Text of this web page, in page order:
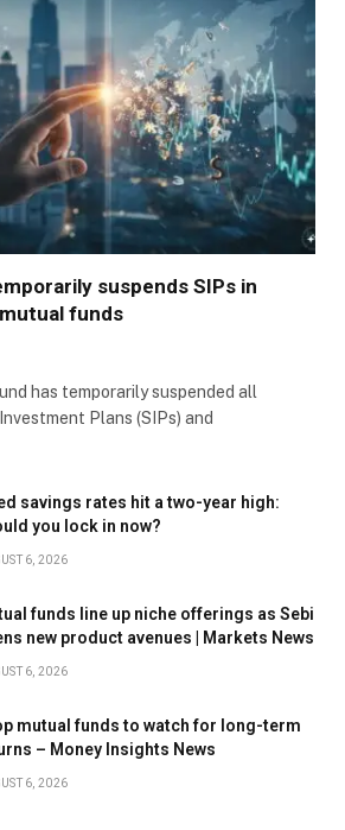
suspends SIPs in
funds
has temporarily suspended all
Plans (SIPs) and
savings rates hit a two-year high:
you lock in now?
6, 2026
funds line up niche offerings as Sebi
new product avenues | Markets News
6, 2026
mutual funds to watch for long-term
– Money Insights News
6, 2026